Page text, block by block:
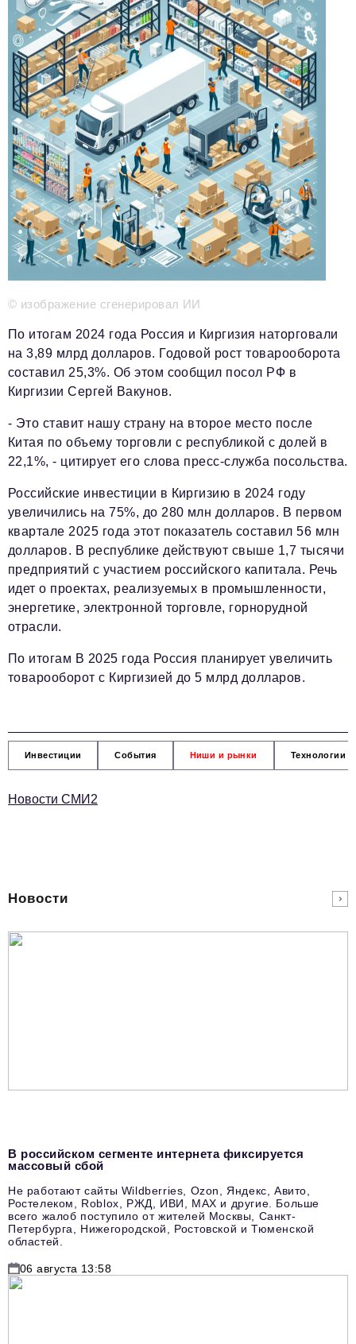
Авторские материалы
Видео
Телефон редакции: +7 495 727-01-67
Электронные почты редакции:
Информационный отдел
info@business-magazine.online
Отдел рекламы
reklama@business-magazine.online
Отдел распространения/редакционная подписка
podpiska@business-magazine.online
Отдел по работе с партнерами
© изображение сгенерировал ИИ
По итогам 2024 года Россия и Киргизия наторговали
на 3,89 млрд долларов. Годовой рост товарооборота
составил 25,3%. Об этом сообщил посол РФ в
Киргизии Сергей Вакунов.
- Это ставит нашу страну на второе место после
Китая по объему торговли с республикой с долей в
22,1%, - цитирует его слова пресс-служба посольства.
Российские инвестиции в Киргизию в 2024 году
увеличились на 75%, до 280 млн долларов. В первом
квартале 2025 года этот показатель составил 56 млн
долларов. В республике действуют свыше 1,7 тысячи
предприятий с участием российского капитала. Речь
идет о проектах, реализуемых в промышленности,
энергетике, электронной торговле, горнорудной
отрасли.
По итогам В 2025 года Россия планирует увеличить
товарооборот с Киргизией до 5 млрд долларов.
Инвестиции События Ниши и рынки Технологии
Новости СМИ2
Новости
В российском сегменте интернета фиксируется
массовый сбой
Не работают сайты Wildberries, Ozon, Яндекс, Авито,
Ростелеком, Roblox, РЖД, ИВИ, MAX и другие. Больше
всего жалоб поступило от жителей Москвы, Санкт-
Петербурга, Нижегородской, Ростовской и Тюменской
областей.
06 августа 13:58